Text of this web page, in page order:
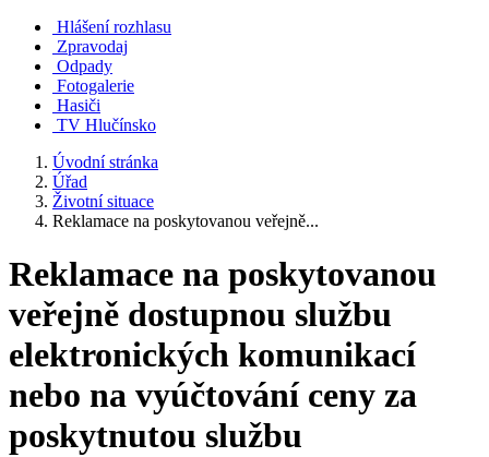
Hlášení rozhlasu
Zpravodaj
Odpady
Fotogalerie
Hasiči
TV Hlučínsko
Úvodní stránka
Úřad
Životní situace
Reklamace na poskytovanou veřejně...
Reklamace na poskytovanou
veřejně dostupnou službu
elektronických komunikací
nebo na vyúčtování ceny za
poskytnutou službu